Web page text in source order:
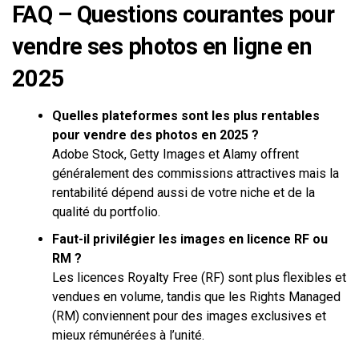
FAQ – Questions courantes pour
vendre ses photos en ligne en
2025
Quelles plateformes sont les plus rentables
pour vendre des photos en 2025 ?
Adobe Stock, Getty Images et Alamy offrent
généralement des commissions attractives mais la
rentabilité dépend aussi de votre niche et de la
qualité du portfolio.
Faut-il privilégier les images en licence RF ou
RM ?
Les licences Royalty Free (RF) sont plus flexibles et
vendues en volume, tandis que les Rights Managed
(RM) conviennent pour des images exclusives et
mieux rémunérées à l’unité.